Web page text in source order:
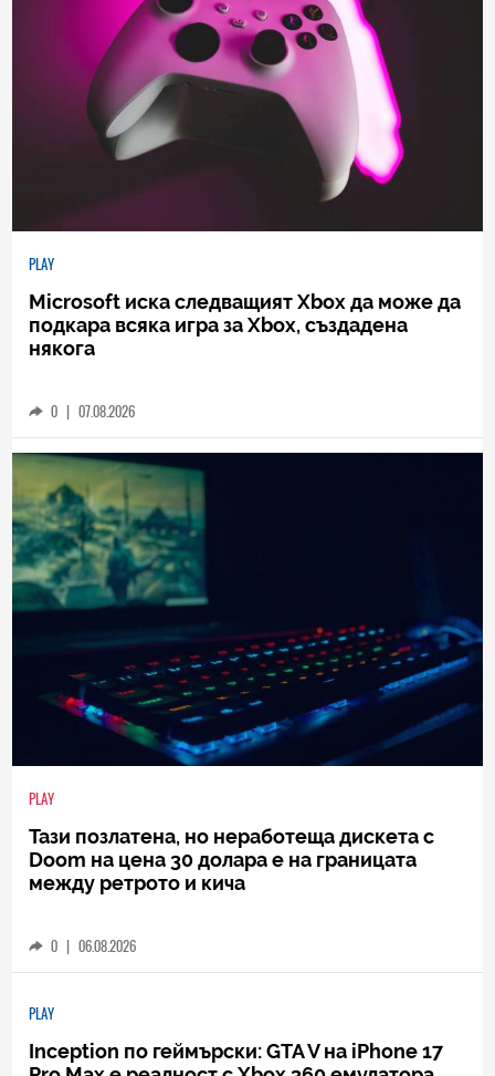
PLAY
Microsoft иска следващият Xbox да може да
подкара всяка игра за Xbox, създадена
някога
0 | 07.08.2026
PLAY
Тази позлатена, но неработеща дискета с
Doom на цена 30 долара е на границата
между ретрото и кича
0 | 06.08.2026
PLAY
Inception по геймърски: GTA V на iPhone 17